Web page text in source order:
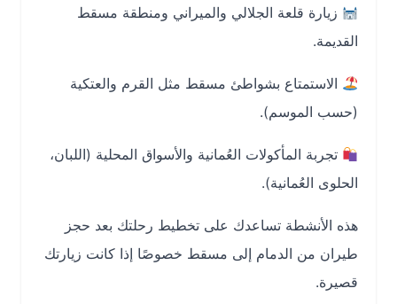
زيارة قلعة الجلالي والميراني ومنطقة مسقط
القديمة.
الاستمتاع بشواطئ مسقط مثل القرم والعتكية
(حسب الموسم).
تجربة المأكولات العُمانية والأسواق المحلية (اللبان،
الحلوى العُمانية).
هذه الأنشطة تساعدك على تخطيط رحلتك بعد حجز
طيران من الدمام إلى مسقط خصوصًا إذا كانت زيارتك
قصيرة.